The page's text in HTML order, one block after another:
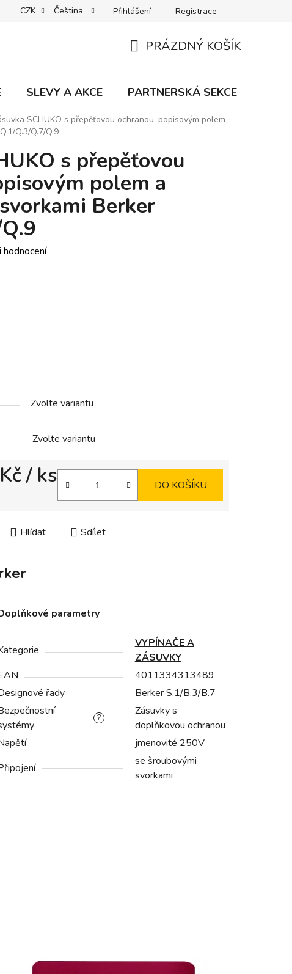
| VRÁCENÍ | VÝMĚNA ZBOŽÍ B2C VŠEOBECNÉ
CZK Čeština Přihlášení Registrace
KOŠÍK
PRÁZDNÝ KOŠÍK
SLEVY A AKCE PARTNERSKÁ SEKCE
SCHUKO s přepěťovou ochranou­, popisovým polem
Q.3/Q.7/Q.9
s přepěťovou
polem a
Berker
Zvolte variantu
Zvolte variantu
/ ks DO KOŠÍKU
Hlídat Sdílet
parametry
VYPÍNAČE A
ZÁSUVKY
4011334313489
řady
Berker S.1/B.3/B.7
?
Zásuvky s
doplňkovou ochranou
jmenovité 250V
se šroubovými
svorkami